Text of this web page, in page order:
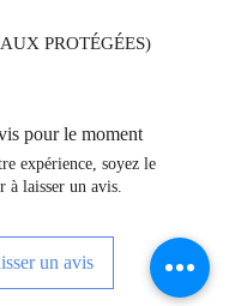
PROTÉGÉES)
pour le moment
expérience, soyez le
à laisser un avis.
un avis